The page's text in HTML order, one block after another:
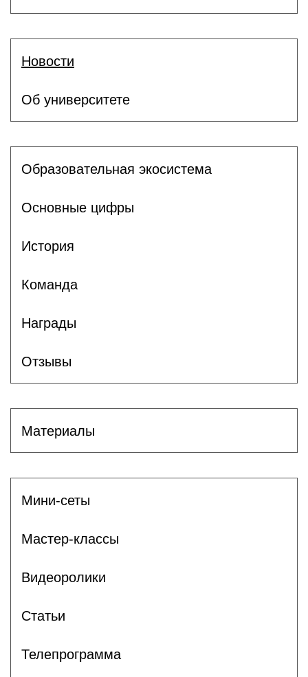
Новости
Об университете
Образовательная экосистема
Основные цифры
История
Команда
Награды
Отзывы
Материалы
Мини-сеты
Мастер-классы
Видеоролики
Статьи
Телепрограмма